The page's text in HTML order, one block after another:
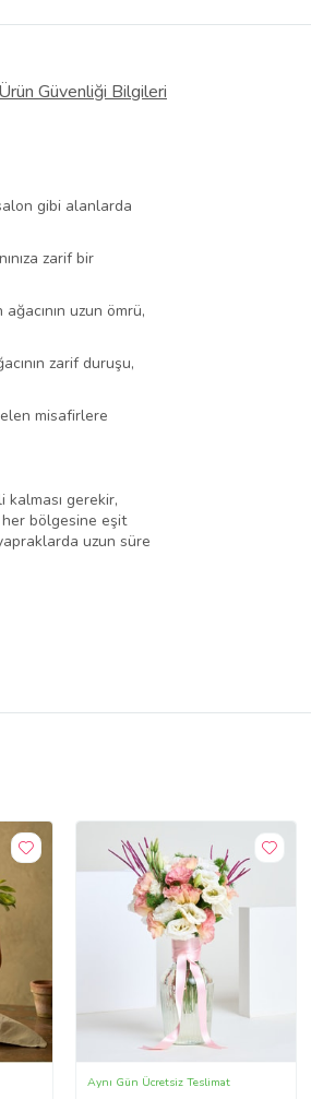
Ürün Güvenliği Bilgileri
gibi alanlarda
zarif bir
uzun ömrü,
zarif duruşu,
misafirlere
kalması gerekir,
her bölgesine eşit
uzun süre
Aynı Gün Ücretsiz Teslimat